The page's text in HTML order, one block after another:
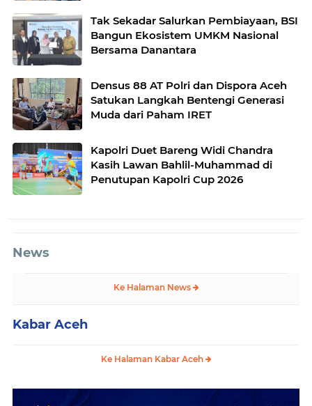
Tak Sekadar Salurkan Pembiayaan, BSI
Bangun Ekosistem UMKM Nasional
Bersama Danantara
Densus 88 AT Polri dan Dispora Aceh
Satukan Langkah Bentengi Generasi
Muda dari Paham IRET
Kapolri Duet Bareng Widi Chandra
Kasih Lawan Bahlil-Muhammad di
Penutupan Kapolri Cup 2026
News
Ke Halaman News
Kabar Aceh
Ke Halaman Kabar Aceh